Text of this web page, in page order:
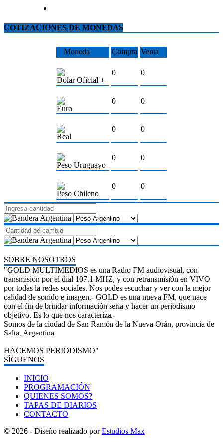
COTIZACIONES DE MONEDAS
Moneda Compra Venta
Dólar Oficial +
0 0
Euro
0 0
Real
0 0
Peso Uruguayo
0 0
Peso Chileno
0 0
SOBRE NOSOTROS
"GOLD MULTIMEDIOS es una Radio FM audiovisual, con
transmisión por el dial 107.1 MHZ, y con retransmisión en VIVO
por todas la redes sociales. Nos podes escuchar y ver con la mejor
calidad de sonido e imagen.- GOLD es una nueva FM, que nace
con el fin de brindar información seria y hacer un periodismo
objetivo. Es lo que nos caracteriza.-
Somos de la ciudad de San Ramón de la Nueva Orán, provincia de
Salta, Argentina.
HACEMOS PERIODISMO"
SÍGUENOS
INICIO
PROGRAMACIÓN
QUIENES SOMOS?
TAPAS DE DIARIOS
CONTACTO
© 2026 - Diseño realizado porEstudios Max